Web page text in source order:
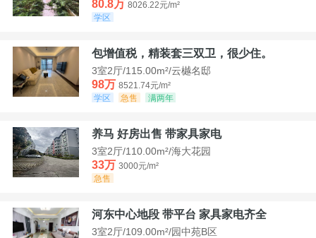
80.8万 8026.22元/m²
学区
包增值税，精装套三双卫，很少住。
3室2厅/115.00m²/云樾名邸
98万 8521.74元/m²
学区
急售 满两年
养马 好房出售 带家具家电
3室2厅/110.00m²/海大花园
33万 3000元/m²
急售
河东中心地段 带平台 家具家电齐全
3室2厅/109.00m²/园中苑B区